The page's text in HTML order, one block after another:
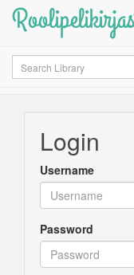
Search
Login
Username
Password